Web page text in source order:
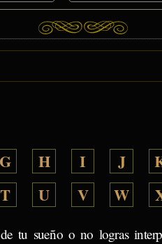
G H I J
T U V W
tu sueño o no logras